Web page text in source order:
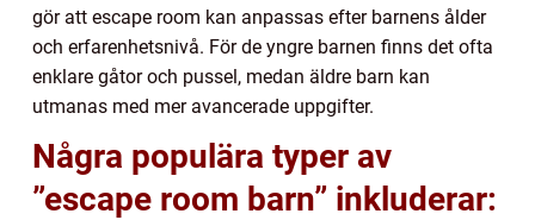
gör att escape room kan anpassas efter barnens ålder
och erfarenhetsnivå. För de yngre barnen finns det ofta
enklare gåtor och pussel, medan äldre barn kan
utmanas med mer avancerade uppgifter.
Några populära typer av
”escape room barn” inkluderar: